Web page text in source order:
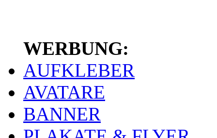
WERBUNG:
AUFKLEBER
AVATARE
BANNER